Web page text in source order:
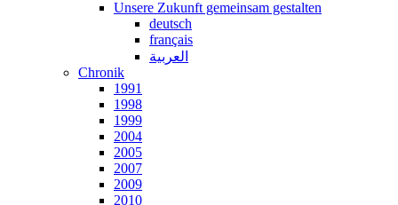
Unsere Zukunft gemeinsam gestalten
deutsch
français
العربية
Chronik
1991
1998
1999
2004
2005
2007
2009
2010